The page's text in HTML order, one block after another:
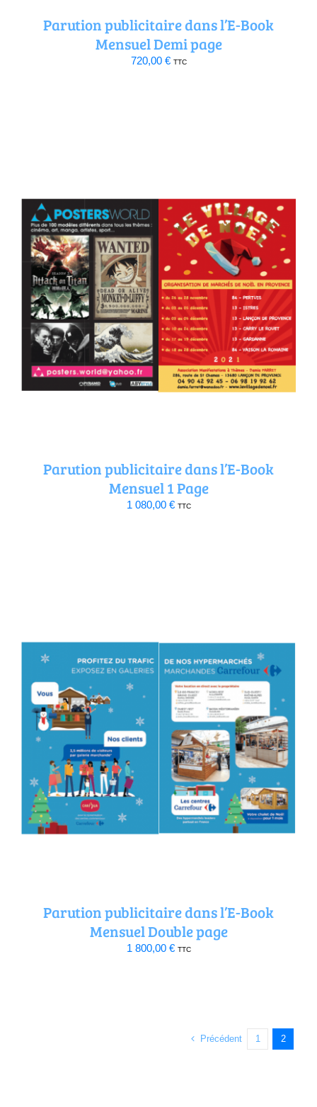
Parution publicitaire dans l’E-Book
Mensuel Demi page
720,00 € TTC
Parution publicitaire dans l’E-Book
Mensuel 1 Page
1 080,00 € TTC
Parution publicitaire dans l’E-Book
Mensuel Double page
1 800,00 € TTC
Précédent 1 2